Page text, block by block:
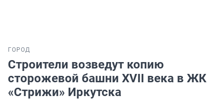
ГОРОД
Строители возведут копию
сторожевой башни XVII века в ЖК
«Стрижи» Иркутска